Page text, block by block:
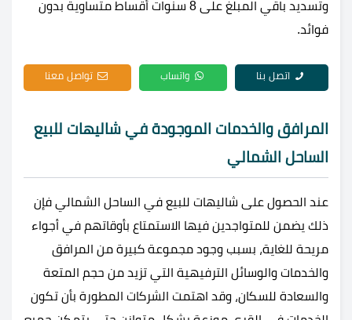
وتسديد باقي المبلغ على 8 سنوات أقساط متساوية بدون
فوائد.
اتصل بنا واتساب تواصل معنا
المرافق والخدمات الموجودة في شاليهات للبيع
الساحل الشمالي
عند الحصول على شاليهات للبيع في الساحل الشمالي فإن
ذلك يضمن للمتواجدين فيها الاستمتاع بأوقاتهم في أجواء
مريحة للغاية، بسبب وجود مجموعة كبيرة من المرافق
والخدمات والوسائل الترفيهية التي تزيد من حجم المتعة
والسعادة للسكان، وقد اهتمت الشركات المطورة بأن تكون